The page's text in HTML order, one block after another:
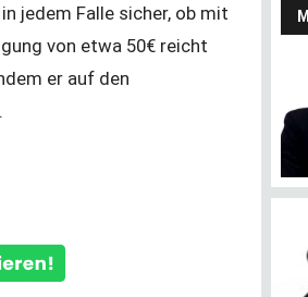
jedem Falle sicher, ob mit
von etwa 50€ reicht
er auf den
efsaneleşen
Türk Toplumu